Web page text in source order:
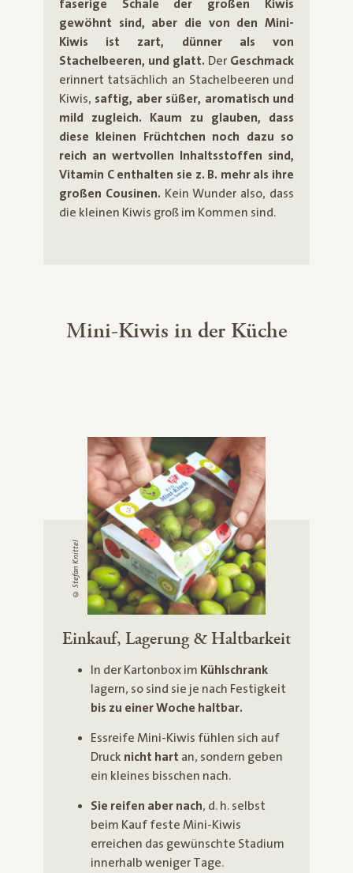
faserige Schale der großen Kiwis
gewöhnt sind, aber die von den Mini-
Kiwis ist zart, dünner als von
Stachelbeeren, und glatt. Der Geschmack
erinnert tatsächlich an Stachelbeeren und
Kiwis, saftig, aber süßer, aromatisch und
mild zugleich.
Kaum zu glauben, dass
diese kleinen Früchtchen noch dazu so
reich an wertvollen Inhaltsstoffen sind,
Vitamin C enthalten sie z. B. mehr als ihre
großen Cousinen. Kein Wunder also, dass
die kleinen Kiwis groß im Kommen sind.
Mini-Kiwis in der Küche
© Stefan Knittel
Einkauf, Lagerung & Haltbarkeit
In der Kartonbox im Kühlschrank
lagern, so sind sie je nach Festigkeit
bis zu einer Woche haltbar.
Essreife Mini-Kiwis fühlen sich auf
Druck nicht hart an, sondern geben
ein kleines bisschen nach.
Sie reifen aber nach, d. h. selbst
beim Kauf feste Mini-Kiwis
erreichen das gewünschte Stadium
innerhalb weniger Tage.